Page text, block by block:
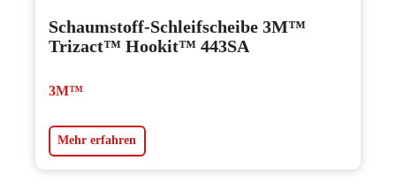
Schaumstoff-Schleifscheibe 3M™
Trizact™ Hookit™ 443SA
3M™
Mehr erfahren